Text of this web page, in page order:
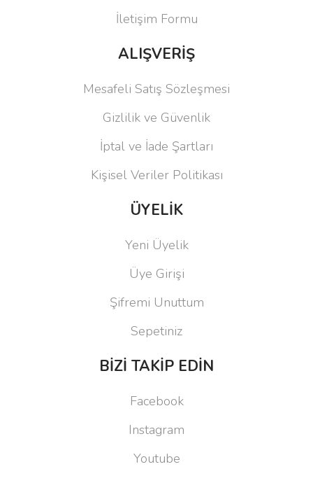
İletişim Formu
ALIŞVERİŞ
Mesafeli Satış Sözleşmesi
Gizlilik ve Güvenlik
İptal ve İade Şartları
Kişisel Veriler Politikası
ÜYELİK
Yeni Üyelik
Üye Girişi
Şifremi Unuttum
Sepetiniz
BİZİ TAKİP EDİN
Facebook
Instagram
Youtube